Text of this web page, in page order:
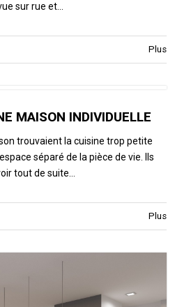
sur rue et…
Plus
MAISON INDIVIDUELLE
trouvaient la cuisine trop petite
séparé de la pièce de vie. Ils
tout de suite…
Plus